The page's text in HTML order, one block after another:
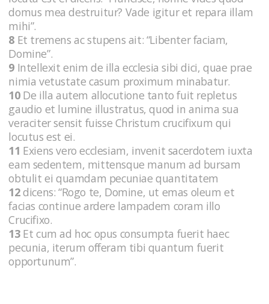
domus mea destruitur? Vade igitur et repara illam
mihi”.
8 Et tremens ac stupens ait: “Libenter faciam,
Domine”.
9 Intellexit enim de illa ecclesia sibi dici, quae prae
nimia vetustate casum proximum minabatur.
10De illa autem allocutione tanto fuit repletus
gaudio et lumine illustratus, quod in anima sua
veraciter sensit fuisse Christum crucifixum qui
locutus est ei.
11 Exiens vero ecclesiam, invenit sacerdotem iuxta
eam sedentem, mittensque manum ad bursam
obtulit ei quamdam pecuniae quantitatem
12dicens: “Rogo te, Domine, ut emas oleum et
facias continue ardere lampadem coram illo
Crucifixo.
13Et cum ad hoc opus consumpta fuerit haec
pecunia, iterum offeram tibi quantum fuerit
opportunum”.